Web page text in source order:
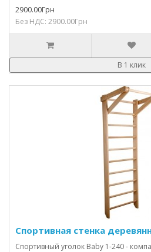
2900.00Грн
Без НДС: 2900.00Грн
В 1 клик
Спортивная стенка
Спортивный уголок Baby 1-240 -